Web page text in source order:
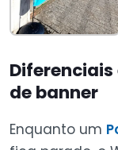
de banner
Enquanto um